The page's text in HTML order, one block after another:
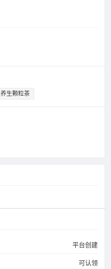
养生颗粒茶
平台创建
可认领